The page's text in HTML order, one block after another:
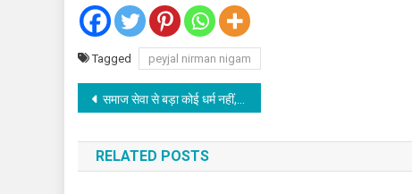
Tagged peyjal nirman nigam
Post
navigation
समाज सेवा से बड़ा कोई धर्म नहीं, यहीं जीवन का लक्ष्य- डा.सोनिया आनंद रावत
RELATED POSTS